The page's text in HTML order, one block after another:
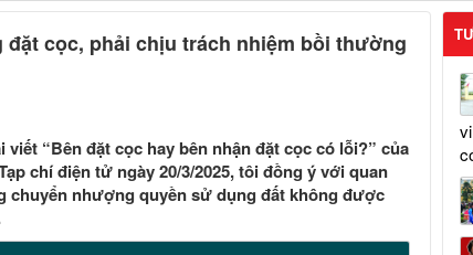
cọc, phải chịu trách nhiệm bồi thường
“Bên đặt cọc hay bên nhận đặt cọc có lỗi?” của
chí điện tử ngày 20/3/2025, tôi đồng ý với quan
chuyển nhượng quyền sử dụng đất không được